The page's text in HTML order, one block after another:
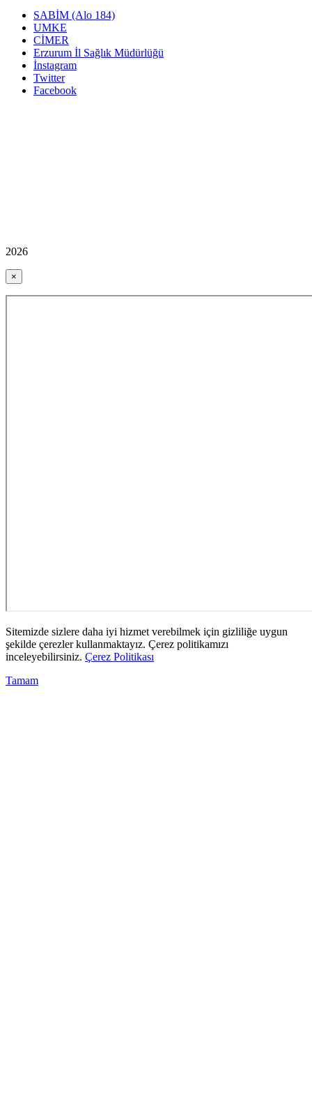
SABİM (Alo 184)
UMKE
CİMER
Erzurum İl Sağlık Müdürlüğü
İnstagram
Twitter
Facebook
2026
×
Sitemizde sizlere daha iyi hizmet verebilmek için gizliliğe uygun
şekilde çerezler kullanmaktayız. Çerez politikamızı
inceleyebilirsiniz. Çerez Politikası
Tamam